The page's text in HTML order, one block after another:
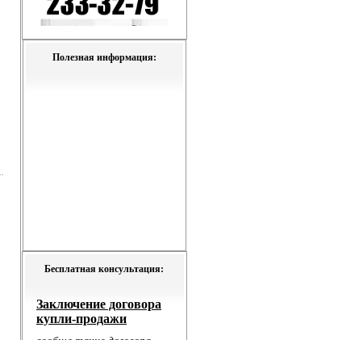
Полезная информация:
Бесплатная консультация: